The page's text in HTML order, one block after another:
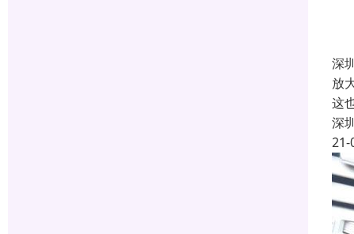
深
放
这
深
21-